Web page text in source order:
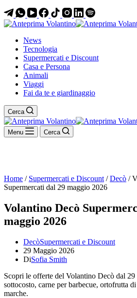
News
Tecnologia
Supermercati e Discount
Casa e Persona
Animali
Viaggi
Fai da te e giardinaggio
Cerca
Menu Cerca
Home / Supermercati e Discount /Decò /
Supermercati dal 29 maggio 2026
Volantino Decò
maggio 2026
DecòSupermercati e Discount
29 Maggio 2026
DiSofia Smith
Scopri le offerte del Volantino Decò dal
sottocosto, carne per barbecue, ortofrutta
marche.